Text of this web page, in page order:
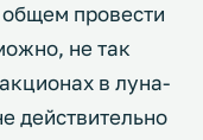
общем провести
не так
в луна-
действительно